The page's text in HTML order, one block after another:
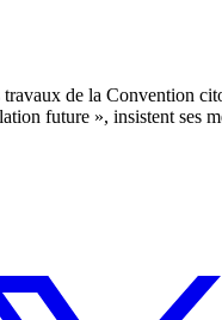
de la Convention
future », insistent ses